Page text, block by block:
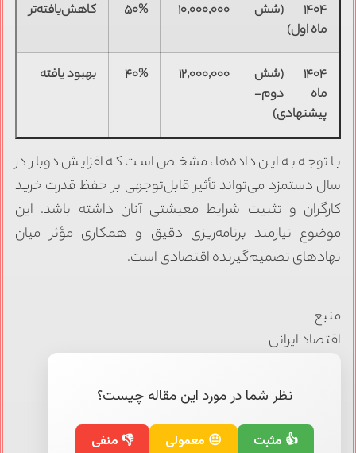
۱۴۰۴ (شش
ماه اول)
۱۰,۰۰۰,۰۰۰ ۵۰% کاهش‌یافته‌تر
۱۴۰۴ (شش
ماه دوم-
پیشنهادی)
۱۲,۰۰۰,۰۰۰ ۴۰% بهبود یافته
با توجه به این داده‌ها، مشخص است که افزایش دوبار در
سال دستمزد می‌تواند تأثیر قابل‌توجهی بر حفظ قدرت خرید
کارگران و تثبیت شرایط معیشتی آنان داشته باشد. این
موضوع نیازمند برنامه‌ریزی دقیق و همکاری مؤثر میان
نهادهای تصمیم‌گیرنده اقتصادی است.
منبع
اقتصاد ایرانی
نظر شما در مورد این مقاله چیست؟
👍 مثبت 😐 معمولی 👎 منفی